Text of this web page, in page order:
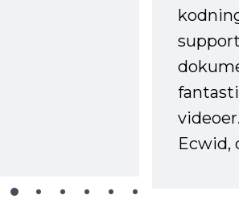
Ecwid,